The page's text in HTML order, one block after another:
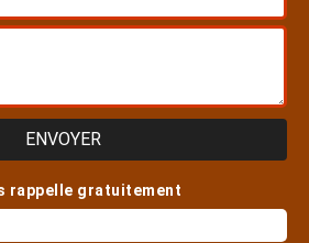
rappelle gratuitement